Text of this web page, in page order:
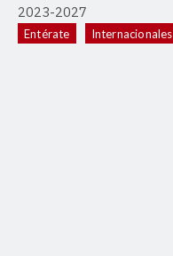
2023-2027
Entérate Internacionales